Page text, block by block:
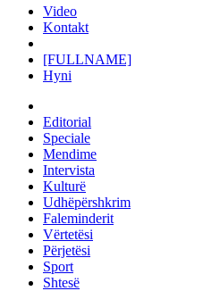
Video
Kontakt
[FULLNAME]
Hyni
Editorial
Speciale
Mendime
Intervista
Kulturë
Udhëpërshkrim
Faleminderit
Vërtetësi
Përjetësi
Sport
Shtesë